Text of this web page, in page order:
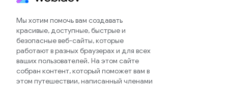
Мы хотим помочь вам создавать
красивые, доступные, быстрые и
безопасные веб-сайты, которые
работают в разных браузерах и для всех
ваших пользователей. На этом сайте
собран контент, который поможет вам в
этом путешествии, написанный членами